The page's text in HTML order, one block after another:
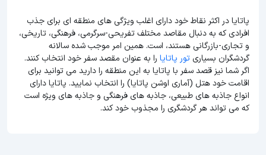
پاتایا در اکثر نقاط خود دارای اغلب ویژگی های منطقه ای برای جذب
افرادی که به دنبال مقاصد مختلف تفریحی-سرگرمی، فرهنگی، تاریخی،
و تجاری-بازرگانی هستند، است. همین امر موجب شده سالانه
گردشگران بسیاریتور پاتایا را به عنوان مقصد سفر خود انتخاب کنند.
اگر شما نیز قصد سفر با پاتایا به این منطقه را دارید می توانید برای
اقامت خود هتل (آماری اوشن پاتایا) را انتخاب نمایید. پاتایا دارای
انواع جاذبه های طبیعی، جاذبه های فرهنگی و جاذبه های ویژه است
که می تواند هر گردشگری را مجذوب خود کند.